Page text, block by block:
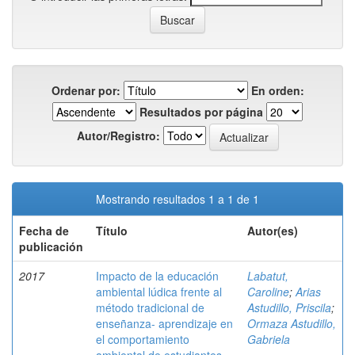
Ordenar por:
En orden:
Resultados por página
Autor/Registro:
Mostrando resultados 1 a 1 de 1
Fecha de
publicación
Título Autor(es)
2017
Impacto de la educación
ambiental lúdica frente al
método tradicional de
enseñanza- aprendizaje en
el comportamiento
Labatut,
Caroline;Arias
Astudillo, Priscila;
Ormaza Astudillo,
Gabriela